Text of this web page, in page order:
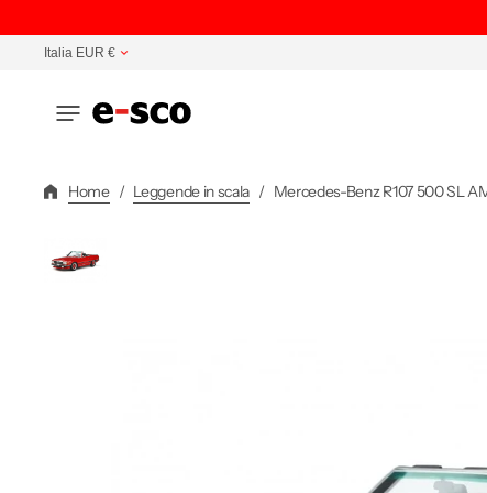
Direttamente
Italia EUR €
Home / Leggende in scala / Mercedes-Benz R107 500 SL